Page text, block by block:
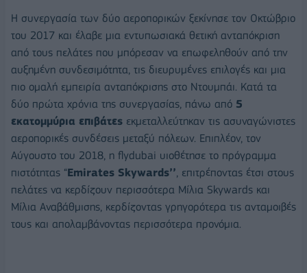
Η συνεργασία των δύο αεροπορικών ξεκίνησε τον Οκτώβριο
του 2017 και έλαβε μια εντυπωσιακά θετική ανταπόκριση
από τους πελάτες που μπόρεσαν να επωφεληθούν από την
αυξημένη συνδεσιμότητα, τις διευρυμένες επιλογές και μια
πιο ομαλή εμπειρία ανταπόκρισης στο Ντουμπάι. Κατά τα
δύο πρώτα χρόνια της συνεργασίας, πάνω από 5
εκατομμύρια επιβάτες εκμεταλλεύτηκαν τις ασυναγώνιστες
αεροπορικές συνδέσεις μεταξύ πόλεων. Επιπλέον, τον
Αύγουστο του 2018, η flydubai υιοθέτησε το πρόγραμμα
πιστότητας “Emirates Skywards’’, επιτρέποντας έτσι στους
πελάτες να κερδίζουν περισσότερα Μίλια Skywards και
Μίλια Αναβάθμισης, κερδίζοντας γρηγορότερα τις ανταμοιβές
τους και απολαμβάνοντας περισσότερα προνόμια.